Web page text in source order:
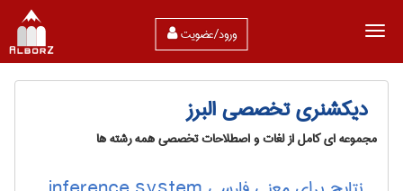
ورود/عضویت
دیکشنری تخصصی البرز
مجموعه ای کامل از لغات و اصطلاحات تخصصی همه رشته ها